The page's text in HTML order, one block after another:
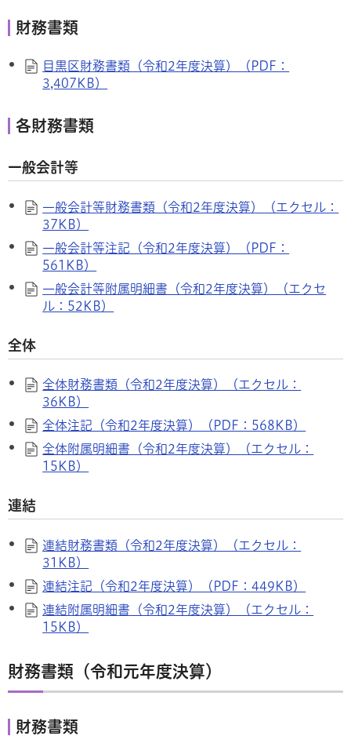
財務書類
目黒区財務書類（令和2年度決算）（PDF：
3,407KB）
各財務書類
一般会計等
一般会計等財務書類（令和2年度決算）（エクセル：
37KB）
一般会計等注記（令和2年度決算）（PDF：
561KB）
一般会計等附属明細書（令和2年度決算）（エクセ
ル：52KB）
全体
全体財務書類（令和2年度決算）（エクセル：
36KB）
全体注記（令和2年度決算）（PDF：568KB）
全体附属明細書（令和2年度決算）（エクセル：
15KB）
連結
連結財務書類（令和2年度決算）（エクセル：
31KB）
連結注記（令和2年度決算）（PDF：449KB）
連結附属明細書（令和2年度決算）（エクセル：
15KB）
財務書類（令和元年度決算）
財務書類